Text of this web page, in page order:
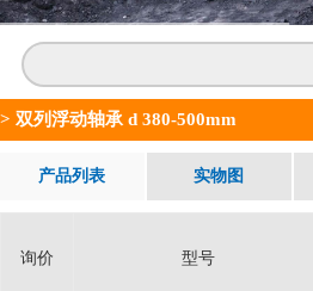
> 双列浮动轴承 d 380-500mm
产品列表 实物图
询价 型号